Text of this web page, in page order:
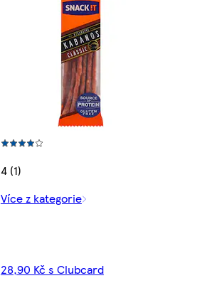
4 (1)
Více z kategorie
28,90 Kč s Clubcard